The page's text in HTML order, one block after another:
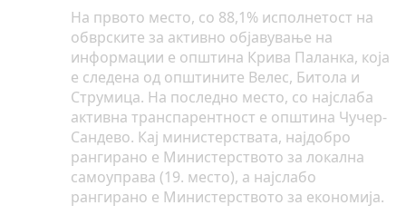
На првото место, со 88,1% исполнетост на
обврските за активно објавување на
информации е општина Крива Паланка, која
е следена од општините Велес, Битола и
Струмица. На последно место, со најслаба
активна транспарентност е општина Чучер-
Сандево. Кај министерствата, најдобро
рангирано е Министерството за локална
самоуправа (19. место), а најслабо
рангирано е Министерството за економија.